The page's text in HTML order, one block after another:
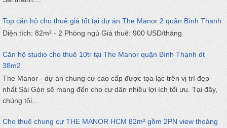
Top căn hộ cho thuê giá tốt tại dự án The Manor 2 quận Bình Thạnh
Diện tích: 82m² - 2 Phòng ngủ Giá thuê: 900 USD/tháng
Căn hộ studio cho thuê 10tr tại The Manor quận Bình Thạnh dt
38m2
The Manor - dự án chung cư cao cấp được tọa lạc trên vị trí đẹp
nhất Sài Gòn sẽ mang đến cho cư dân nhiều lợi ích tối ưu. Tại đây,
chúng tôi...
Cho thuê chung cư THE MANOR HCM 82m² gồm 2PN view thoáng